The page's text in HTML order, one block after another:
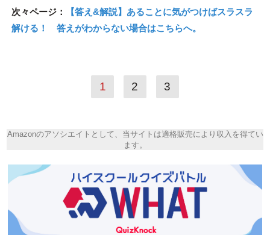
次々ページ：
【答え&解説】あることに気がつけばスラスラ
解ける！ 答えがわからない場合はこちらへ。
1 2 3
Amazonのアソシエイトとして、当サイトは適格販売により収入を得てい
ます。